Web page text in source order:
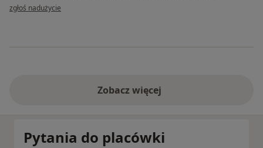
w opinii użytkownika Barbara
zgłoś nadużycie
Zobacz więcej
Pytania do placówki